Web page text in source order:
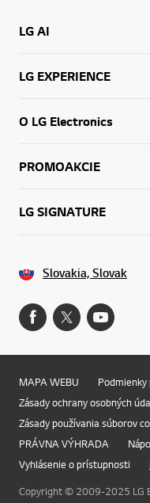
LG AI
LG EXPERIENCE
O LG Electronics
PROMOAKCIE
LG SIGNATURE
Slovakia, Slovak
MAPA WEBU
Zásady ochrany osobných
Zásady používania súborov
PRÁVNA VÝHRADA
Vyhlásenie o prístupnosti
Copyright © 2009-2025 LG
Online Chat